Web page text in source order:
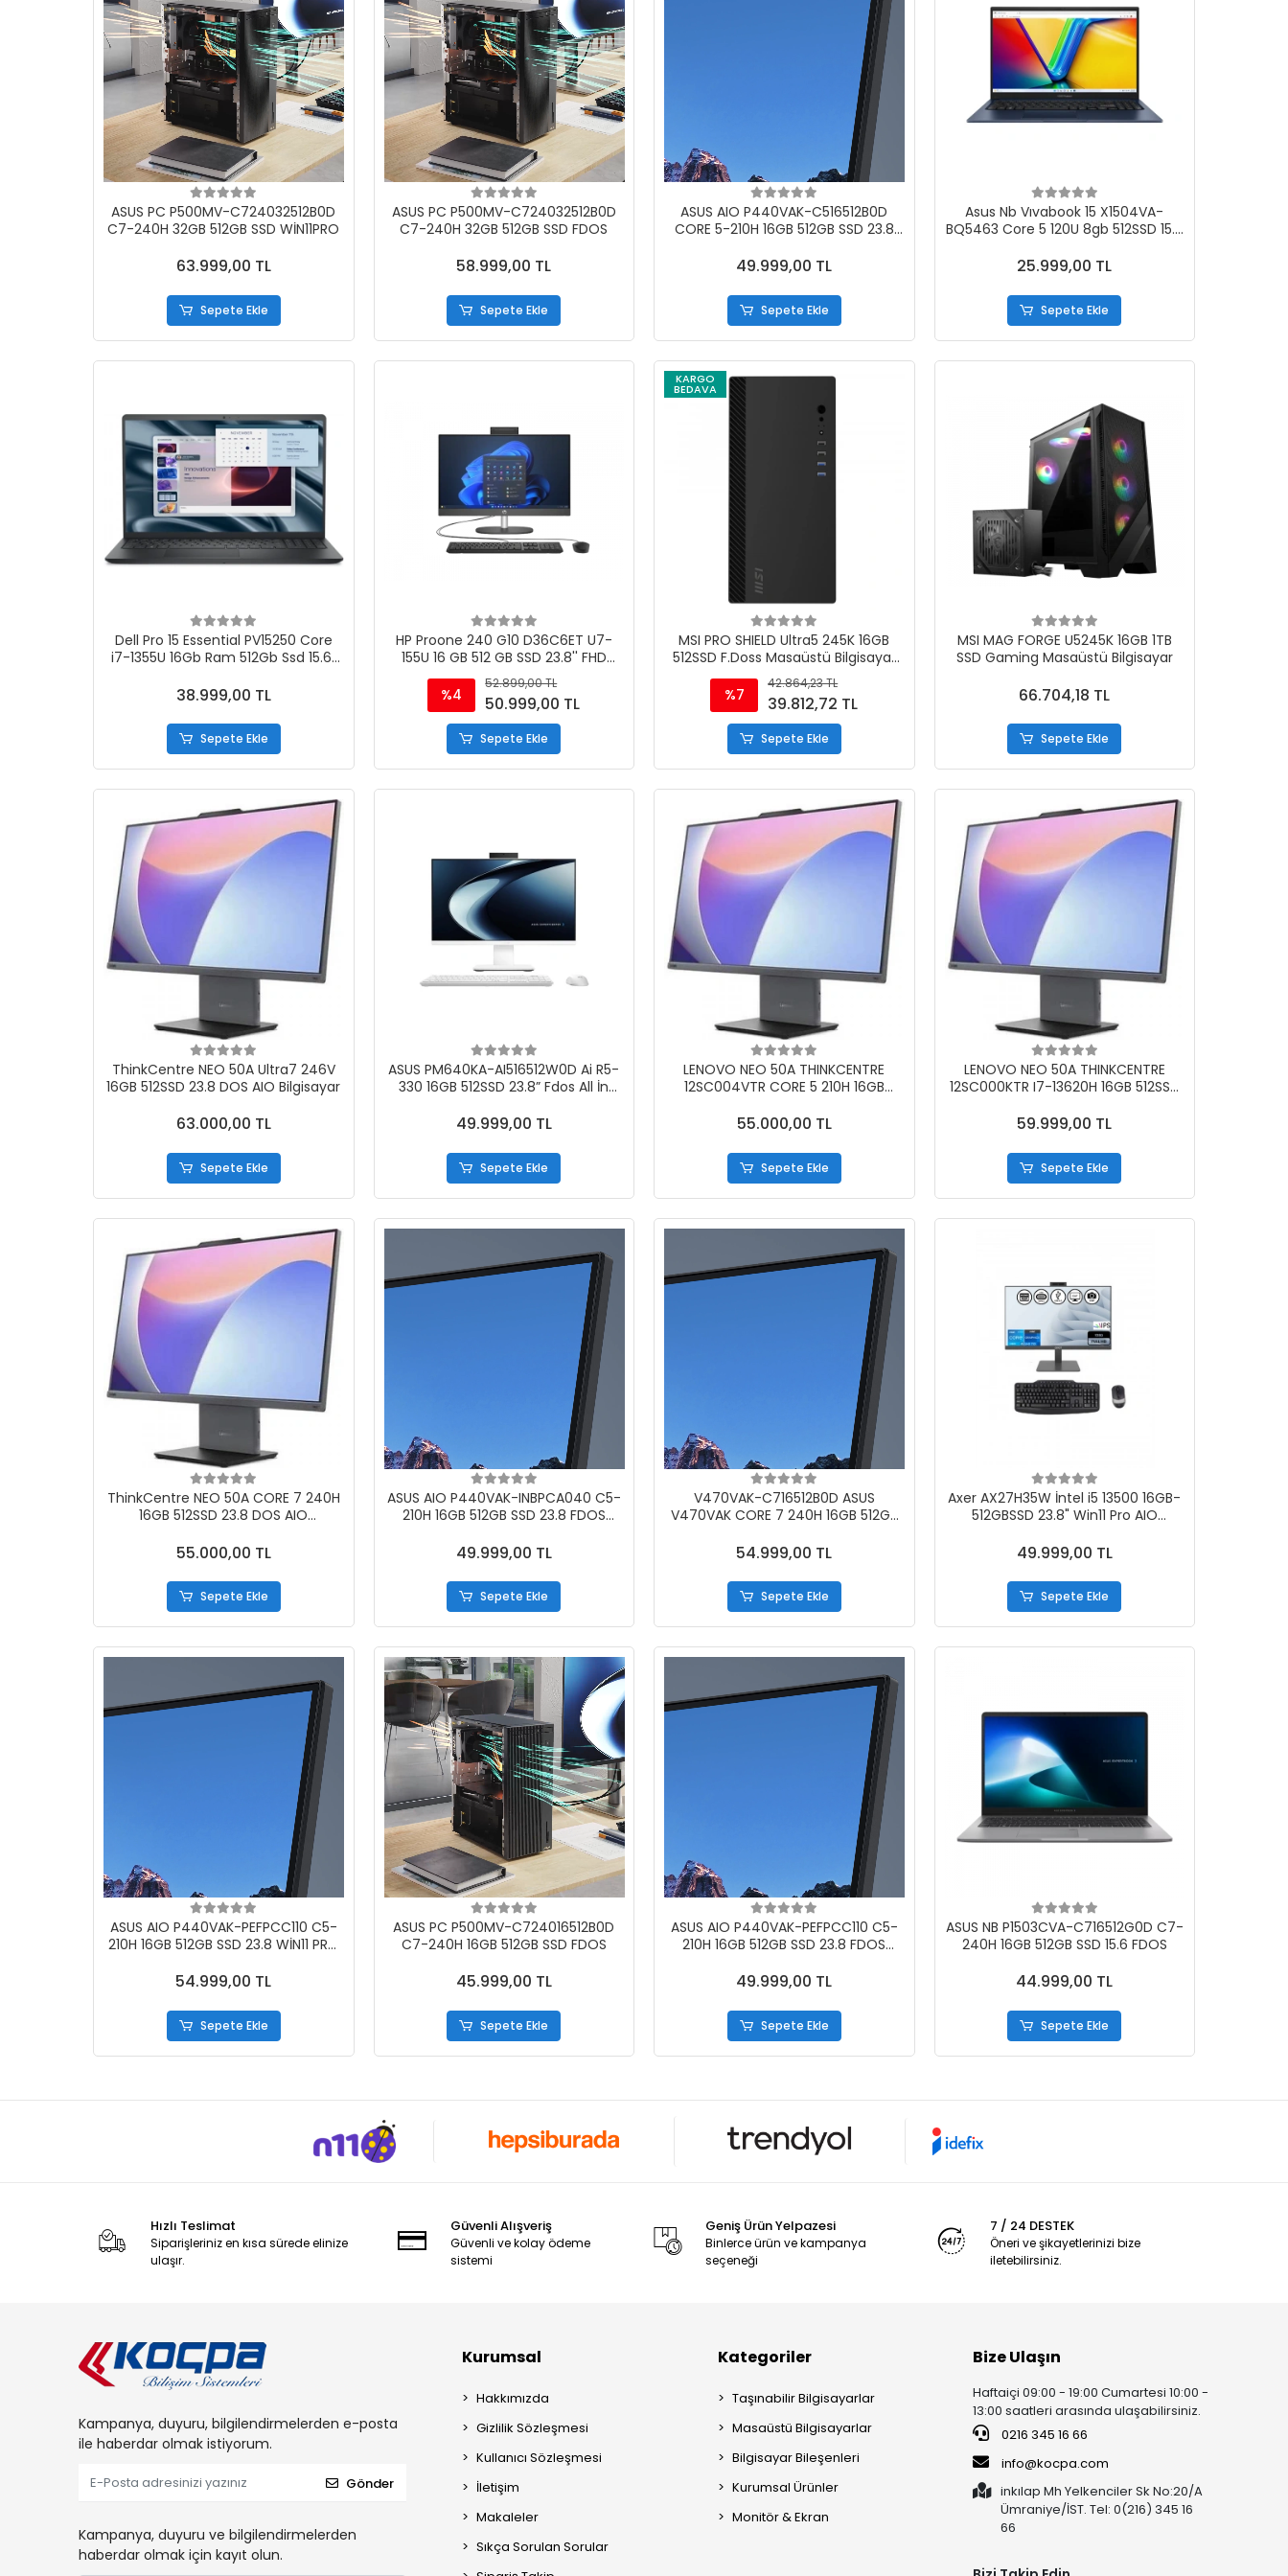
ASUS PC P500MV-C724032512B0D
C7-240H 32GB 512GB SSD WİN11PRO
63.999,00 TL
Sepete Ekle
ASUS PC P500MV-C724032512B0D
C7-240H 32GB 512GB SSD FDOS
58.999,00 TL
Sepete Ekle
ASUS AIO P440VAK-C516512B0D
CORE 5-210H 16GB 512GB SSD 23.8
49.999,00 TL
Sepete Ekle
Asus Nb Vıvabook 15 X1504VA-
BQ5463 Core 5 120U 8gb 512SSD 15.6
25.999,00 TL
Sepete Ekle
Dell Pro 15 Essential PV15250 Core
i7-1355U 16Gb Ram 512Gb Ssd 15.6"
38.999,00 TL
Sepete Ekle
HP Proone 240 G10 D36C6ET U7-
155U 16 GB 512 GB SSD 23.8'' FHD
Siyah Freedos All In One Pc
%4
52.899,00 TL
50.999,00 TL
Sepete Ekle
KARGO
BEDAVA
MSI PRO SHIELD Ultra5 245K 16GB
512SSD F.Doss Masaüstü Bilgisayar
(OEM Paket)
%7
42.864,23 TL
39.812,72 TL
Sepete Ekle
MSI MAG FORGE U5245K 16GB 1TB
SSD Gaming Masaüstü Bilgisayar
66.704,18 TL
Sepete Ekle
ThinkCentre NEO 50A Ultra7 246V
16GB 512SSD 23.8 DOS AIO Bilgisayar
63.000,00 TL
Sepete Ekle
ASUS PM640KA-AI516512W0D Ai R5-
330 16GB 512SSD 23.8” Fdos All İn
49.999,00 TL
Sepete Ekle
LENOVO NEO 50A THINKCENTRE
12SC004VTR CORE 5 210H 16GB
55.000,00 TL
Sepete Ekle
LENOVO NEO 50A THINKCENTRE
12SC000KTR I7-13620H 16GB 512SSD
59.999,00 TL
Sepete Ekle
ThinkCentre NEO 50A CORE 7 240H
16GB 512SSD 23.8 DOS AIO
55.000,00 TL
Sepete Ekle
ASUS AIO P440VAK-INBPCA040 C5-
210H 16GB 512GB SSD 23.8 FDOS
49.999,00 TL
Sepete Ekle
V470VAK-C716512B0D ASUS
V470VAK CORE 7 240H 16GB 512GB
54.999,00 TL
Sepete Ekle
Axer AX27H35W İntel i5 13500 16GB-
512GBSSD 23.8" Win11 Pro AIO
49.999,00 TL
Sepete Ekle
ASUS AIO P440VAK-PEFPCC110 C5-
210H 16GB 512GB SSD 23.8 WİN11 PRO
54.999,00 TL
Sepete Ekle
ASUS PC P500MV-C724016512B0D
C7-240H 16GB 512GB SSD FDOS
45.999,00 TL
Sepete Ekle
ASUS AIO P440VAK-PEFPCC110 C5-
210H 16GB 512GB SSD 23.8 FDOS
49.999,00 TL
Sepete Ekle
ASUS NB P1503CVA-C716512G0D C7-
240H 16GB 512GB SSD 15.6 FDOS
44.999,00 TL
Sepete Ekle
Hızlı Teslimat
Siparişleriniz en kısa sürede elinize
ulaşır.
Güvenli Alışveriş
Güvenli ve kolay ödeme
sistemi
Geniş Ürün Yelpazesi
Binlerce ürün ve kampanya
seçeneği
7 / 24 DESTEK
Öneri ve şikayetlerinizi bize
iletebilirsiniz.
Kampanya, duyuru, bilgilendirmelerden e-posta
ile haberdar olmak istiyorum.
Gönder
Kampanya, duyuru ve bilgilendirmelerden
haberdar olmak için kayıt olun.
Kurumsal
Hakkımızda
Gizlilik Sözleşmesi
Kullanıcı Sözleşmesi
İletişim
Makaleler
Sıkça Sorulan Sorular
Kategoriler
Taşınabilir Bilgisayarlar
Masaüstü Bilgisayarlar
Bilgisayar Bileşenleri
Kurumsal Ürünler
Monitör & Ekran
Bize Ulaşın
Haftaiçi 09:00 - 19:00 Cumartesi 10:00 -
13:00 saatleri arasında ulaşabilirsiniz.
0216 345 16 66
info@kocpa.com
inkılap Mh Yelkenciler Sk No:20/A
Ümraniye/İST. Tel: 0(216) 345 16
66